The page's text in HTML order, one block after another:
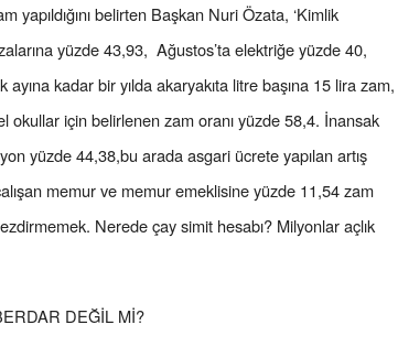
belirten Başkan Nuri Özata, ‘Kimlik
yüzde 43,93, Ağustos’ta elektriğe yüzde 40,
kadar bir yılda akaryakıta litre başına 15 lira zam,
okullar için belirlenen zam oranı yüzde 58,4. İnansak
yüzde 44,38,bu arada asgari ücrete yapılan artış
memur ve memur emeklisine yüzde 11,54 zam
Nerede çay simit hesabı? Milyonlar açlık
DEĞİL Mİ?